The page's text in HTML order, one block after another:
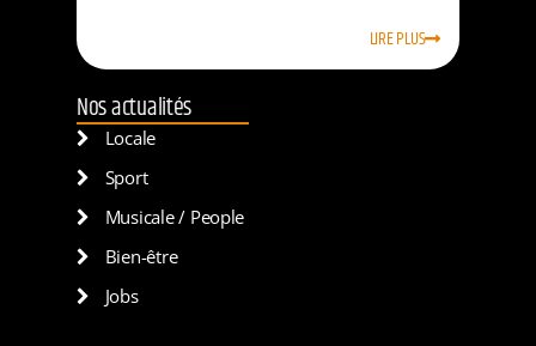
LIRE PLUS
Nos actualités
Locale
Sport
Musicale / People
Bien-être
Jobs